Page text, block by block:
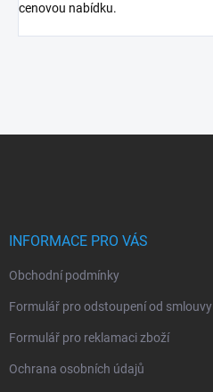
cenovou nabídku.
INFORMACE PRO VÁS
Obchodní podmínky
Formulář pro odstoupení od smlouvy
Formulář pro reklamaci zboží
Ochrana osobních údajů